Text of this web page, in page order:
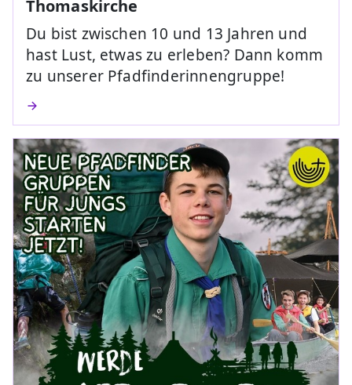
Thomaskirche
Du bist zwischen 10 und 13 Jahren und
hast Lust, etwas zu erleben? Dann komm
zu unserer Pfadfinderinnengruppe!